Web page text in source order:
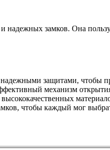
замков. Она
защитами, чтобы
механизм
чтобы каждый мог